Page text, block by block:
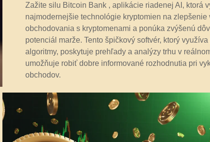
Zažite silu Bitcoin Bank , aplikácie riadenej AI, ktorá
najmodernejšie technológie kryptomien na zlepšenie
obchodovania s kryptomenami a ponúka zvýšenú
potenciál marže. Tento špičkový softvér, ktorý
algoritmy, poskytuje prehľady a analýzy trhu v
umožňuje robiť dobre informované rozhodnutia pri
obchodov.